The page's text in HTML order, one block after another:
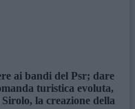
ai bandi del Psr; dare
turistica evoluta,
la creazione della